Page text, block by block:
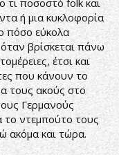
τι ποσοστό folk και
ή μια κυκλοφορία
πόσο εύκολα
βρίσκεται πάνω
έτσι και
που κάνουν το
τους ακούς στο
Γερμανούς
το ντεμπούτο τους
ακόμα και τώρα.